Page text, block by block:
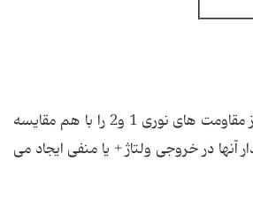
Opamp ولتاژ حاصل از مقاومت های نوری 1 و2 را با هم مقایسه
آنها در خروجی ولتاژ + یا منفی ایجاد می